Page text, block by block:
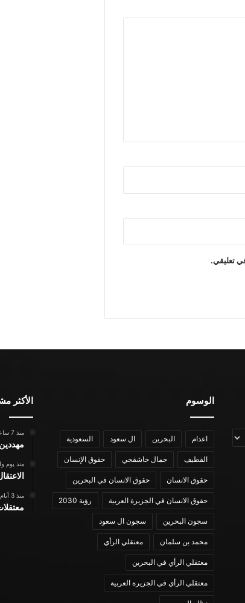
تعليقي.
الوسوم
اعدام البحرين ال سعود السعودية
القطيف جمال خاشقجي حقوق الإنسان
حقوق الانسان حقوق الانسان في البحرين
حقوق الانسان في الجزيرة العربية رؤية 2030
سجون البحرين سجون ال سعود
محمد بن سلمان معتقلي الرأي
معتقلي الرأي في البحرين
معتقلي الرأي في الجزيرة العربية
الأكثر
منذ 7 ساعات
منذ يوم
منذ 3 أيام